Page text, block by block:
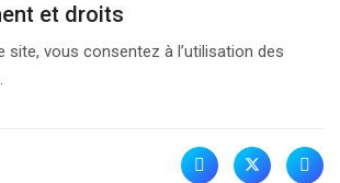
et droits
site, vous consentez à l’utilisation des